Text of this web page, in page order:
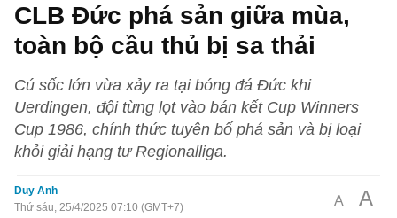
CLB Đức phá sản giữa mùa,
toàn bộ cầu thủ bị sa thải
Cú sốc lớn vừa xảy ra tại bóng đá Đức khi
Uerdingen, đội từng lọt vào bán kết Cup Winners
Cup 1986, chính thức tuyên bố phá sản và bị loại
khỏi giải hạng tư Regionalliga.
Duy Anh
Thứ sáu, 25/4/2025 07:10 (GMT+7)
A A